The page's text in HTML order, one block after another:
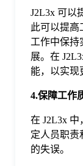
J2L3x 可以
此可以提高
工作中保持
展。在
能，以实现
4.保障工作
在 J2L3x
定人员职责
的失误。